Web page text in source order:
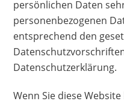
persönlichen Daten
personenbezogenen
entsprechend den
Datenschutzerklärung.
Wenn Sie diese